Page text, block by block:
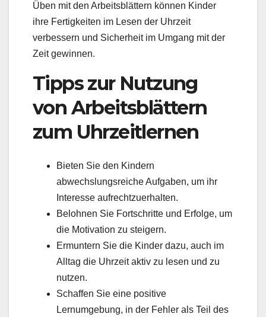
Üben mit den Arbeitsblättern können Kinder
ihre Fertigkeiten im Lesen der Uhrzeit
verbessern und Sicherheit im Umgang mit der
Zeit gewinnen.
Tipps zur Nutzung
von Arbeitsblättern
zum Uhrzeitlernen
Bieten Sie den Kindern
abwechslungsreiche Aufgaben, um ihr
Interesse aufrechtzuerhalten.
Belohnen Sie Fortschritte und Erfolge, um
die Motivation zu steigern.
Ermuntern Sie die Kinder dazu, auch im
Alltag die Uhrzeit aktiv zu lesen und zu
nutzen.
Schaffen Sie eine positive
Lernumgebung, in der Fehler als Teil des